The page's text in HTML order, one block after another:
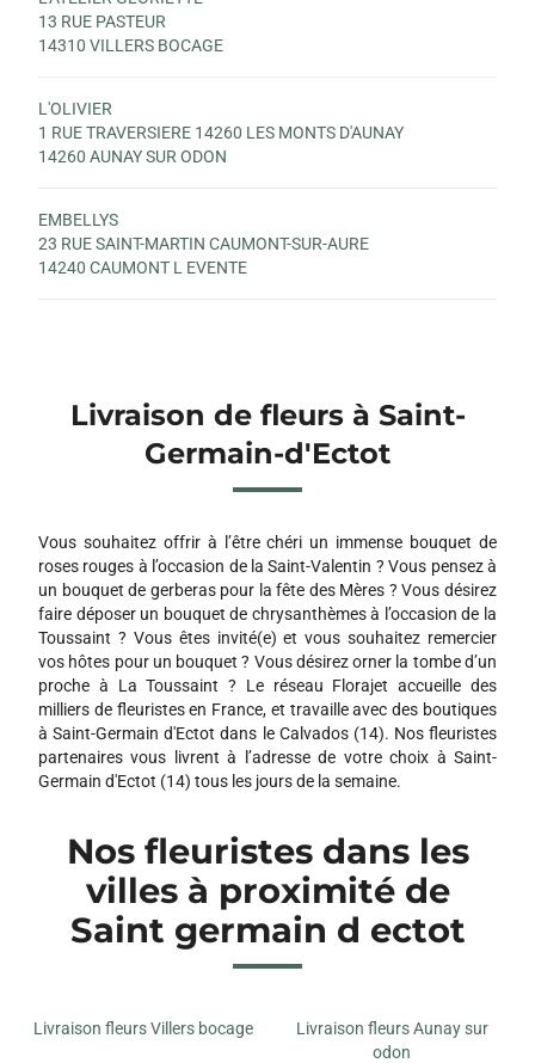
13 RUE PASTEUR
14310 VILLERS BOCAGE
L'OLIVIER
1 RUE TRAVERSIERE 14260 LES MONTS D'AUNAY
14260 AUNAY SUR ODON
EMBELLYS
23 RUE SAINT-MARTIN CAUMONT-SUR-AURE
14240 CAUMONT L EVENTE
Livraison de fleurs à Saint-
Germain-d'Ectot
Vous souhaitez offrir à l’être chéri un immense bouquet de
roses rouges à l’occasion de la Saint-Valentin ? Vous pensez à
un bouquet de gerberas pour la fête des Mères ? Vous désirez
faire déposer un bouquet de chrysanthèmes à l’occasion de la
Toussaint ? Vous êtes invité(e) et vous souhaitez remercier
vos hôtes pour un bouquet ? Vous désirez orner la tombe d’un
proche à La Toussaint ? Le réseau Florajet accueille des
milliers de fleuristes en France, et travaille avec des boutiques
à Saint-Germain d'Ectot dans le Calvados (14). Nos fleuristes
partenaires vous livrent à l’adresse de votre choix à Saint-
Germain d'Ectot (14) tous les jours de la semaine.
Nos fleuristes dans les
villes à proximité de
Saint germain d ectot
Livraison fleurs Villers bocage
Livraison fleurs Aunay sur
odon